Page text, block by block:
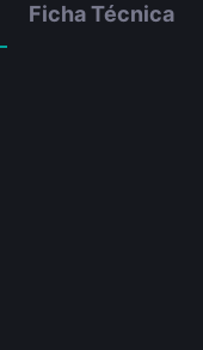
Ficha Técnica